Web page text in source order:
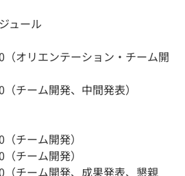
ュール
（オリエンテーション・チーム開
チーム開発、中間発表）
チーム開発）
チーム開発）
（チーム開発、成果発表、懇親